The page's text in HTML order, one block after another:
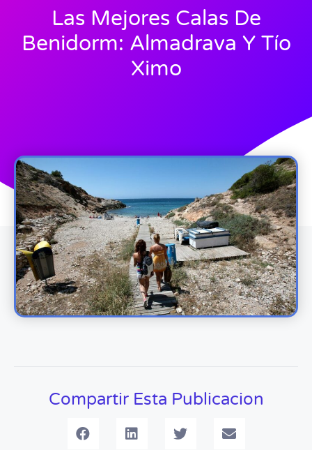
Las Mejores Calas De
Benidorm: Almadrava Y Tío
Ximo
Compartir Esta Publicacion